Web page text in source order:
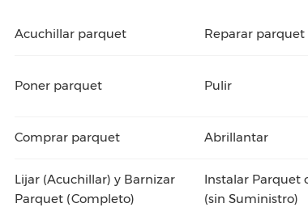
Acuchillar parquet Reparar parquet
Poner parquet Pulir
Comprar parquet Abrillantar
Lijar (Acuchillar) y Barnizar
Parquet (Completo)
Instalar Parquet
(sin Suministro)